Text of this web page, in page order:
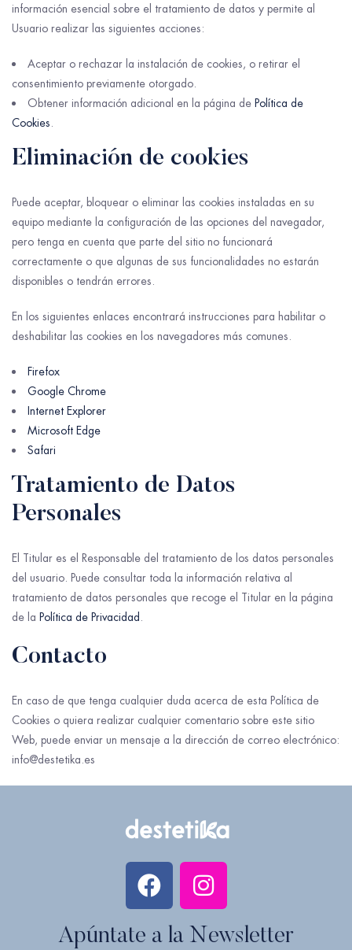
información esencial sobre el tratamiento de datos y permite al
Usuario realizar las siguientes acciones:
Aceptar o rechazar la instalación de cookies, o retirar el
consentimiento previamente otorgado.
Obtener información adicional en la página de Política de
Cookies.
Eliminación de cookies
Puede aceptar, bloquear o eliminar las cookies instaladas en su
equipo mediante la configuración de las opciones del navegador,
pero tenga en cuenta que parte del sitio no funcionará
correctamente o que algunas de sus funcionalidades no estarán
disponibles o tendrán errores.
En los siguientes enlaces encontrará instrucciones para habilitar o
deshabilitar las cookies en los navegadores más comunes.
Firefox
Google Chrome
Internet Explorer
Microsoft Edge
Safari
Tratamiento de Datos
Personales
El Titular es el Responsable del tratamiento de los datos personales
del usuario. Puede consultar toda la información relativa al
tratamiento de datos personales que recoge el Titular en la página
de la Política de Privacidad .
Contacto
En caso de que tenga cualquier duda acerca de esta Política de
Cookies o quiera realizar cualquier comentario sobre este sitio
Web, puede enviar un mensaje a la dirección de correo electrónico:
info@destetika.es
Apúntate a la Newsletter